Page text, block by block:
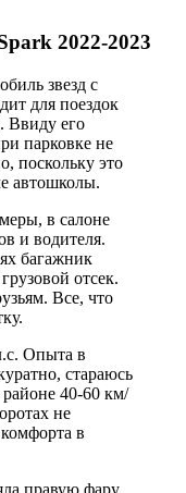
2022-2023
звезд с
для поездок
Ввиду его
парковке не
поскольку это
автошколы.
в салоне
и водителя.
багажник
отсек.
Все, что
Опыта в
стараюсь
районе 40-60 км/
не
в
правую фару